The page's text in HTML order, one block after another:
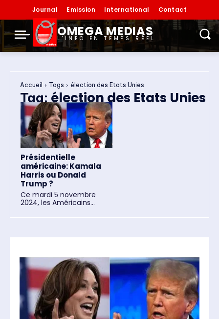
Journal Emission International Contact
OMEGA MEDIAS
L'INFO EN TEMPS RÉEL
Accueil Tags élection des Etats Unies
Tag: élection des Etats Unies
Présidentielle
américaine: Kamala
Harris ou Donald
Trump ?
Ce mardi 5 novembre
2024, les Américains...